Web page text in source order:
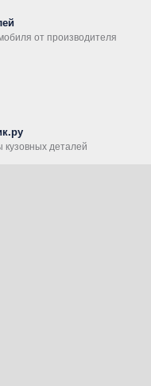
от производителя
кузовных деталей